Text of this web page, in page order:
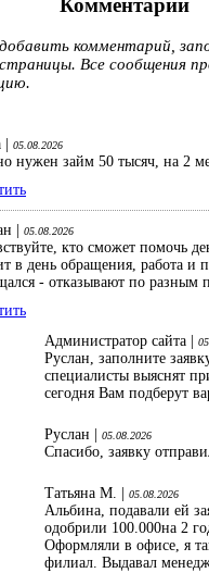
комментарий,
Все сообщения
05.08.2026
нужен займ 50 тысяч, на 2
| 05.08.2026
кто сможет помочь
в день обращения, работа и
- отказывают по разным
Администратор сайта |
Руслан, заполните
специалисты выяснят
сегодня Вам подберут
Руслан | 05.08.2026
Спасибо, заявку
Татьяна М. | 05.08.2026
Альбина, подавали ей
одобрили 100.000на 2
Оформляли в офисе, я
филиал. Выдавал